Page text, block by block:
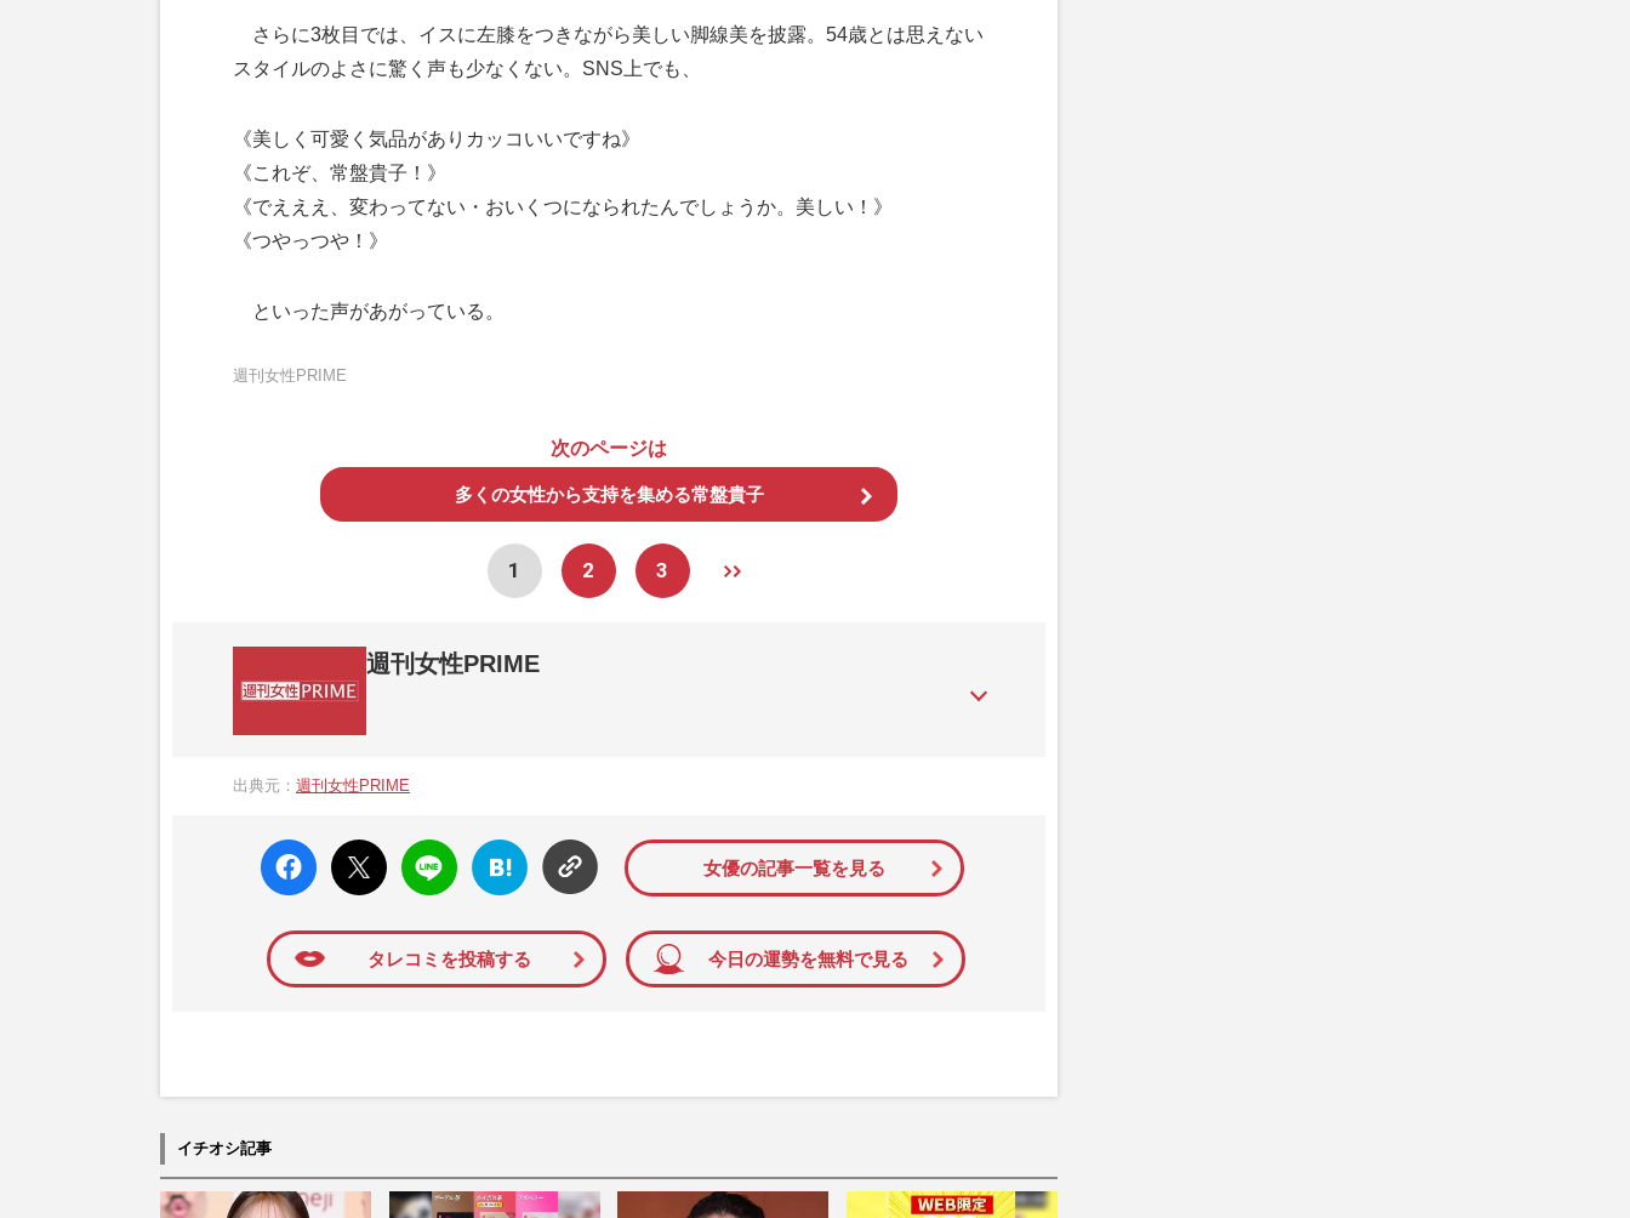
さらに3枚目では、イスに左膝をつきながら美しい脚線美を披露。54歳とは思えない
スタイルのよさに驚く声も少なくない。SNS上でも、
《美しく可愛く気品がありカッコいいですね》
《これぞ、常盤貴子！》
《でえええ、変わってない・おいくつになられたんでしょうか。美しい！》
《つやっつや！》
といった声があがっている。
週刊女性PRIME
次のページは
多くの女性から支持を集める常盤貴子
1 2 3
週刊女性PRIME
か、女性週刊誌『週刊女性』の誌面に掲載された記事から、インターネット利用者層にとって特に関心の
出典元： 週刊女性PRIME
faceboo
k いい
ね
X ポス
ト
LINE
はてな
ブック
マーク
女優の記事一覧を見る
タレコミを投稿する 今日の運勢を無料で見る
イチオシ記事